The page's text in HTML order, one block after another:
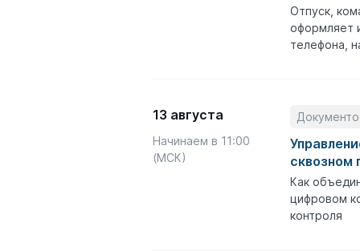
Отпуск,
оформляет
телефона,
13 августа
Начинаем в 11:00
(МСК)
сквозном
Как
цифровом
контроля